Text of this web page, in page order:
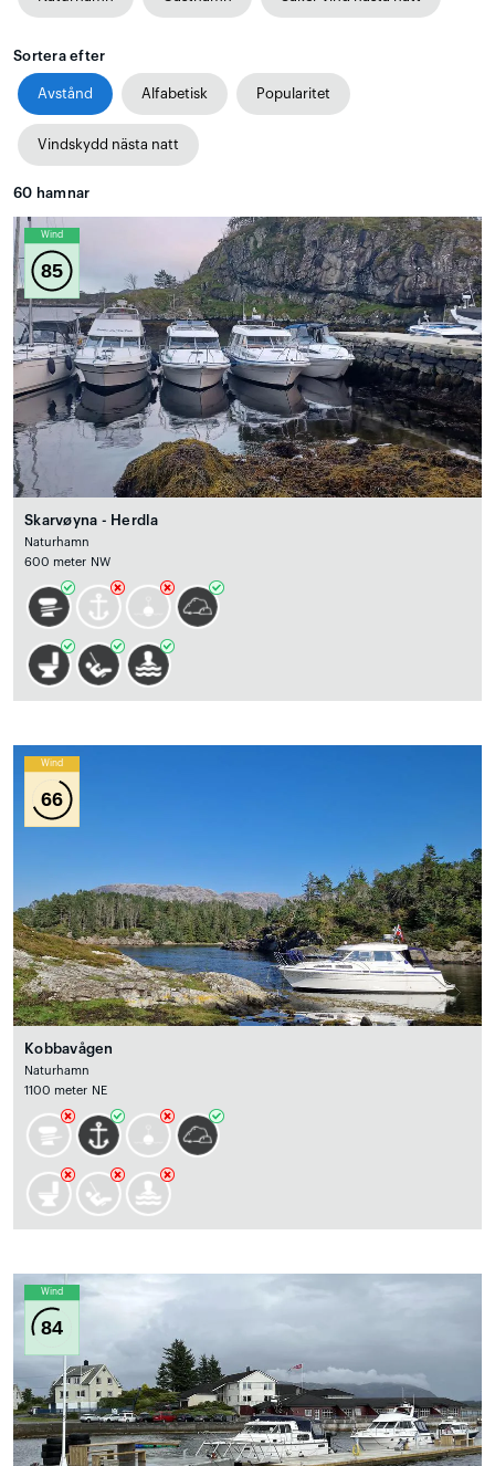
Sortera efter
Avstånd Alfabetisk Popularitet
Vindskydd nästa natt
60 hamnar
Wind
85
Skarvøyna - Herdla
Naturhamn
600 meter NW
Wind
66
Kobbavågen
Naturhamn
1100 meter NE
Wind
84